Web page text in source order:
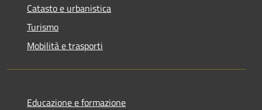
Catasto e urbanistica
Turismo
Mobilità e trasporti
Educazione e formazione